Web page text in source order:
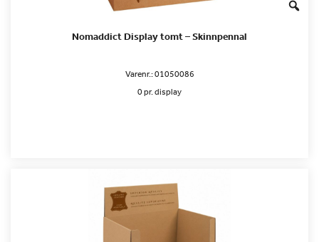
Nomaddict Display tomt – Skinnpennal
Varenr.:01050086
0 pr. display